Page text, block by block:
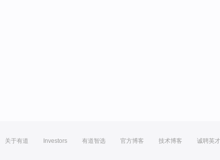
关于有道 Investors 有道智选 官方博客 技术博客 诚聘英才